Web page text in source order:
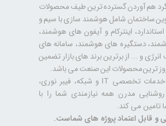
گرد هم آوردن گسترده ترین طیف محصولات
ساختمان شامل هوشمند سازی با سیم و
اینترکام و آیفون های هوشمند،
دستگیره های هوشمند، سامانه های
و ... از برترین برند های بازار تضمین
ترین محصولات این صنعت می باشد.
همچنین نورال با ارائه خدمات تخصصی IT و شبکه، فیبر نوری،
مدرن همه نیازمندی شما را با
تامین می کند.
و قابل اعتماد پروژه های شماست.